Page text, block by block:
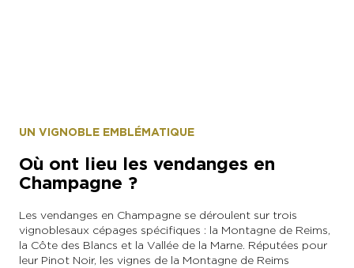
UN VIGNOBLE EMBLÉMATIQUE
Où ont lieu les vendanges en
Champagne ?
Les vendanges en Champagne se déroulent sur trois
vignobles aux cépages spécifiques : la Montagne de Reims,
la Côte des Blancs et la Vallée de la Marne. Réputées pour
leur Pinot Noir, les vignes de la Montagne de Reims